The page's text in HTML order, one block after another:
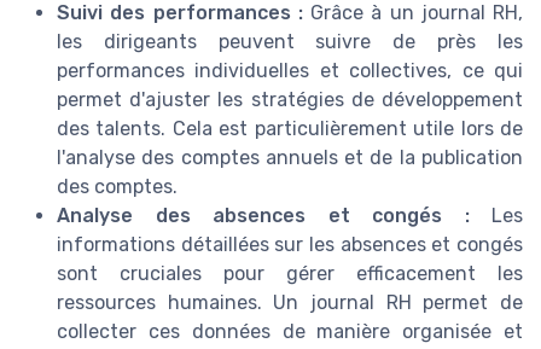
Suivi des performances :Grâce à un journal RH,
les dirigeants peuvent suivre de près les
performances individuelles et collectives, ce qui
permet d'ajuster les stratégies de développement
des talents. Cela est particulièrement utile lors de
l'analyse des comptes annuels et de la publication
des comptes.
Analyse des absences et congés :Les
informations détaillées sur les absences et congés
sont cruciales pour gérer efficacement les
ressources humaines. Un journal RH permet de
collecter ces données de manière organisée et